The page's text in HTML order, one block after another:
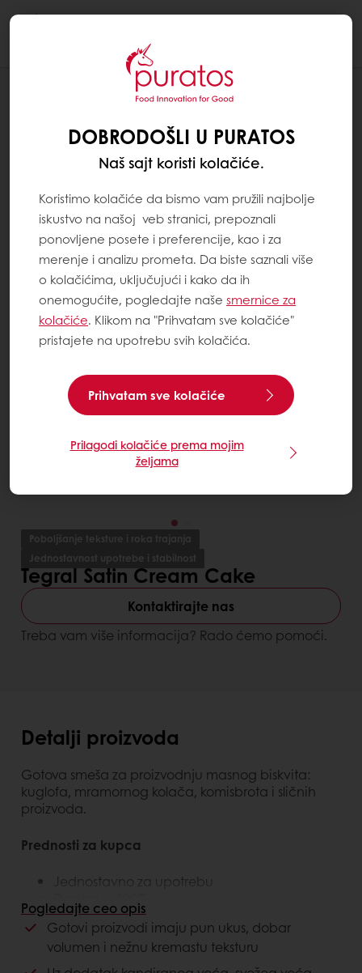
Poboljšanje teksture i roka trajanja
Jednostavnost upotrebe i stabilnost
Tegral Satin Cream Cake
Kontaktirajte nas
Treba vam više informacija? Rado ćemo pomoći.
Detalji proizvoda
Gotova smeša za proizvodnju masnog biskvita:
kuglofa, mramornog kolača, komisbrota i sličnih
proizvoda.
Prednosti za kupca
Jednostavno za upotrebu
Široka primenjivost
Konstantan kvalitet
Prednosti za potrošača
Pogledajte ceo opis
Gotovi proizvodi imaju pun ukus, dobar
volumen i nežnu kremastu teksturu
DOBRODOŠLI U PURATOS
Naš sajt koristi kolačiće.
Koristimo kolačiće da bismo vam pružili najbolje
iskustvo na našoj veb stranici, prepoznali
ponovljene posete i preferencije, kao i za
merenje i analizu prometa. Da biste saznali više
o kolačićima, uključujući i kako da ih
onemogućite, pogledajte naše smernice za
kolačiće. Klikom na "Prihvatam sve kolačiće"
pristajete na upotrebu svih kolačića.
Prihvatam sve kolačiće
Prilagodi kolačiće prema mojim
željama